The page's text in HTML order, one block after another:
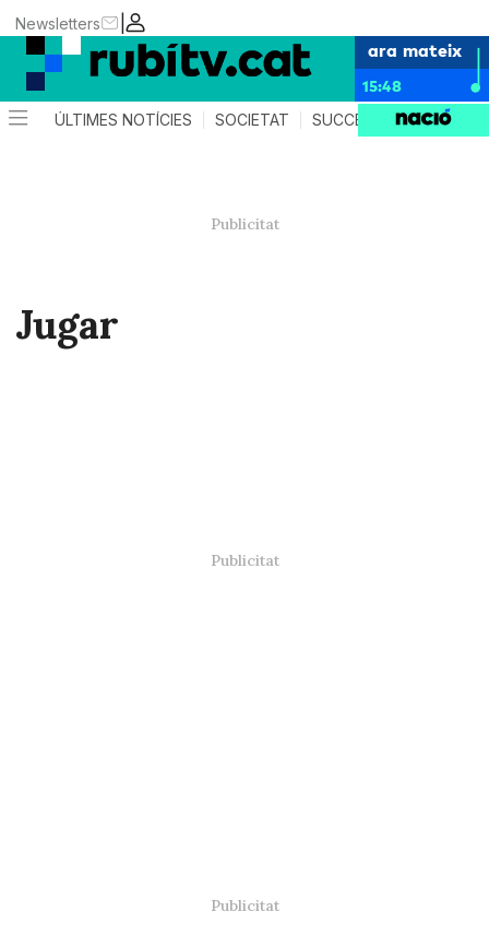
|
Newsletters
ara mateix
15:48
ÚLTIMES NOTÍCIES SOCIETAT SUCCESSOS
Jugar